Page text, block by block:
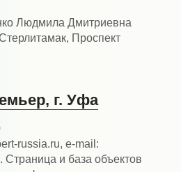
Людмила Дмитриевна
Проспект
г. Уфа
russia.ru, e-mail:
Страница и база объектов